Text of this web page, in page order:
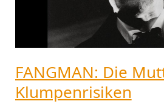
FANGMAN: Die
Klumpenrisiken